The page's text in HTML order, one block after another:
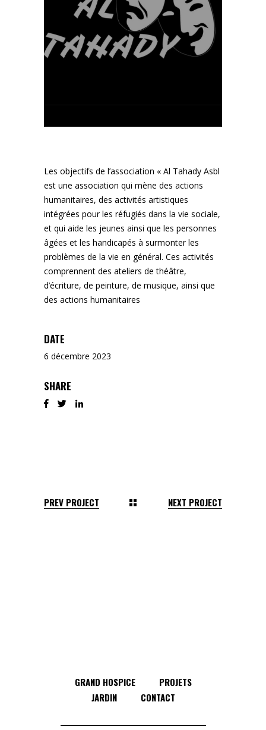
Les objectifs de l’association « Al Tahady Asbl
est une association qui mène des actions
humanitaires, des activités artistiques
intégrées pour les réfugiés dans la vie sociale,
et qui aide les jeunes ainsi que les personnes
âgées et les handicapés à surmonter les
problèmes de la vie en général. Ces activités
comprennent des ateliers de théâtre,
d’écriture, de peinture, de musique, ainsi que
des actions humanitaires
DATE
6 décembre 2023
SHARE
PREV PROJECT NEXT PROJECT
GRAND HOSPICE
PROJETS
JARDIN
CONTACT